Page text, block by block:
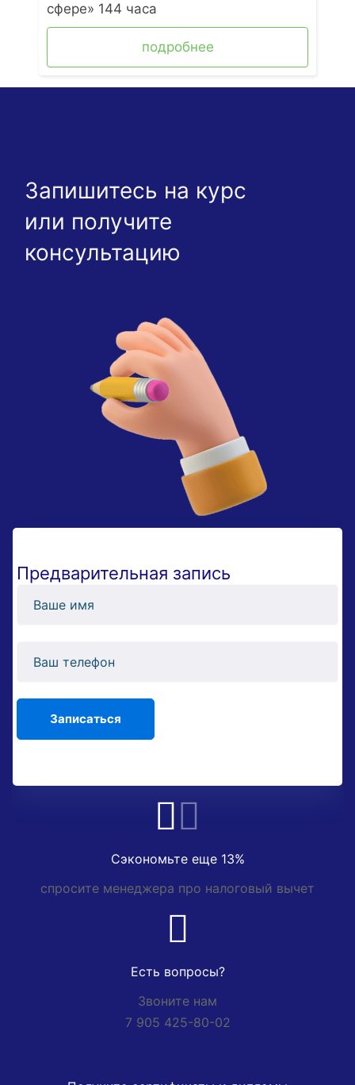
сфере» 144 часа
подробнее
Запишитесь на курс
или получите
консультацию
Предварительная запись
Сэкономьте еще 13%
спросите менеджера про налоговый вычет
Есть вопросы?
Звоните нам
7 905 425-80-02